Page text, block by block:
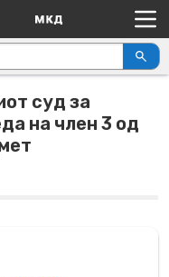
Navigation
суд за
на член 3 од